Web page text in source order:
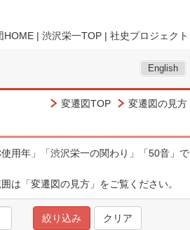
HOME | 渋沢栄一TOP | 社史プロジェクト
English
変遷図TOP 変遷図の見方
用年」「渋沢栄一の関わり」「50音」で
は「変遷図の見方 」をご覧ください。
クリア